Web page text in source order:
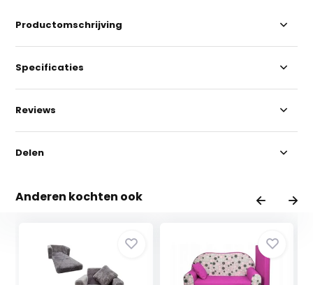
Productomschrijving
Specificaties
Reviews
Delen
Anderen kochten ook